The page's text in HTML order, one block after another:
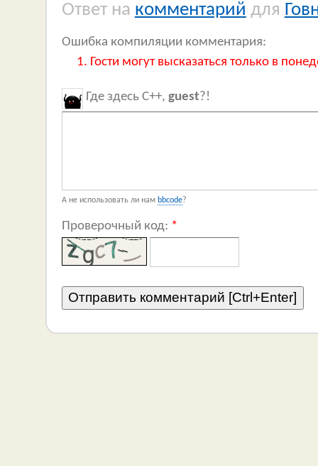
Ответ на комментарий для
Ошибка компиляции комментария:
Гости могут высказаться только в
Где здесь C++, guest?!
А не использовать ли нам bbcode?
Проверочный код: *